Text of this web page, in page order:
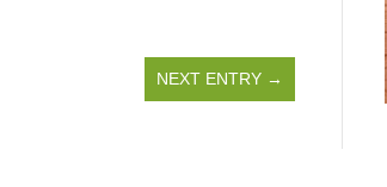
NEXT ENTRY →